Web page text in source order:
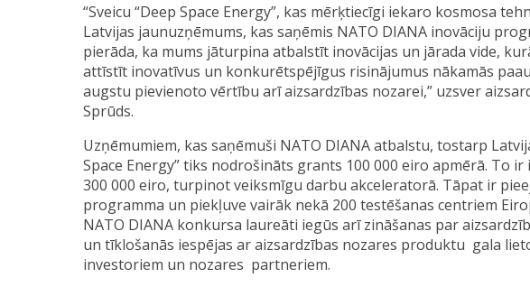
“Sveicu “Deep Space Energy”, kas mērķtiecīgi iekaro kosmosa
Latvijas jaunuzņēmums, kas saņēmis NATO DIANA inovāciju
pierāda, ka mums jāturpina atbalstīt inovācijas un jārada vide,
attīstīt inovatīvus un konkurētspējīgus risinājumus nākamās
augstu pievienoto vērtību arī aizsardzības nozarei,” uzsver
Sprūds.
Uzņēmumiem, kas saņēmuši NATO DIANA atbalstu, tostarp
Space Energy” tiks nodrošināts grants 100 000 eiro apmērā. To
300 000 eiro, turpinot veiksmīgu darbu akceleratorā. Tāpat ir
programma un piekļuve vairāk nekā 200 testēšanas centriem
NATO DIANA konkursa laureāti iegūs arī zināšanas par
un tīklošanās iespējas ar aizsardzības nozares produktu gala
investoriem un nozares partneriem.